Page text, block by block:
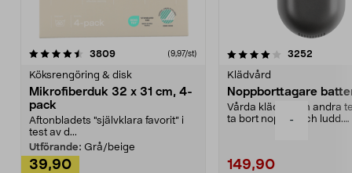
-
3809recensioner (9,97/st)
Köksrengöring & disk
Mikrofiberduk 32 x 31 cm, 4-
pack
Aftonbladets "självklara favorit” i
test av d...
Utförande: Grå/beige
39,90
4.0av 5 stjärnor 3252
Klädvård
Noppborttagare
Vårda kläder och andra
ta bort noppor och ludd.
149,90
4.5av 5 stjärnor